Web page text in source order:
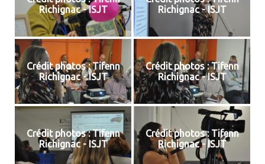
Richignac - ISJT
Richignac - ISJT
Crédit photos : Tifenn
Richignac - ISJT
Crédit photos : Tifenn
Richignac - ISJT
Crédit photos : Tifenn
Richignac - ISJT
Crédit photos : Tifenn
Richignac - ISJT